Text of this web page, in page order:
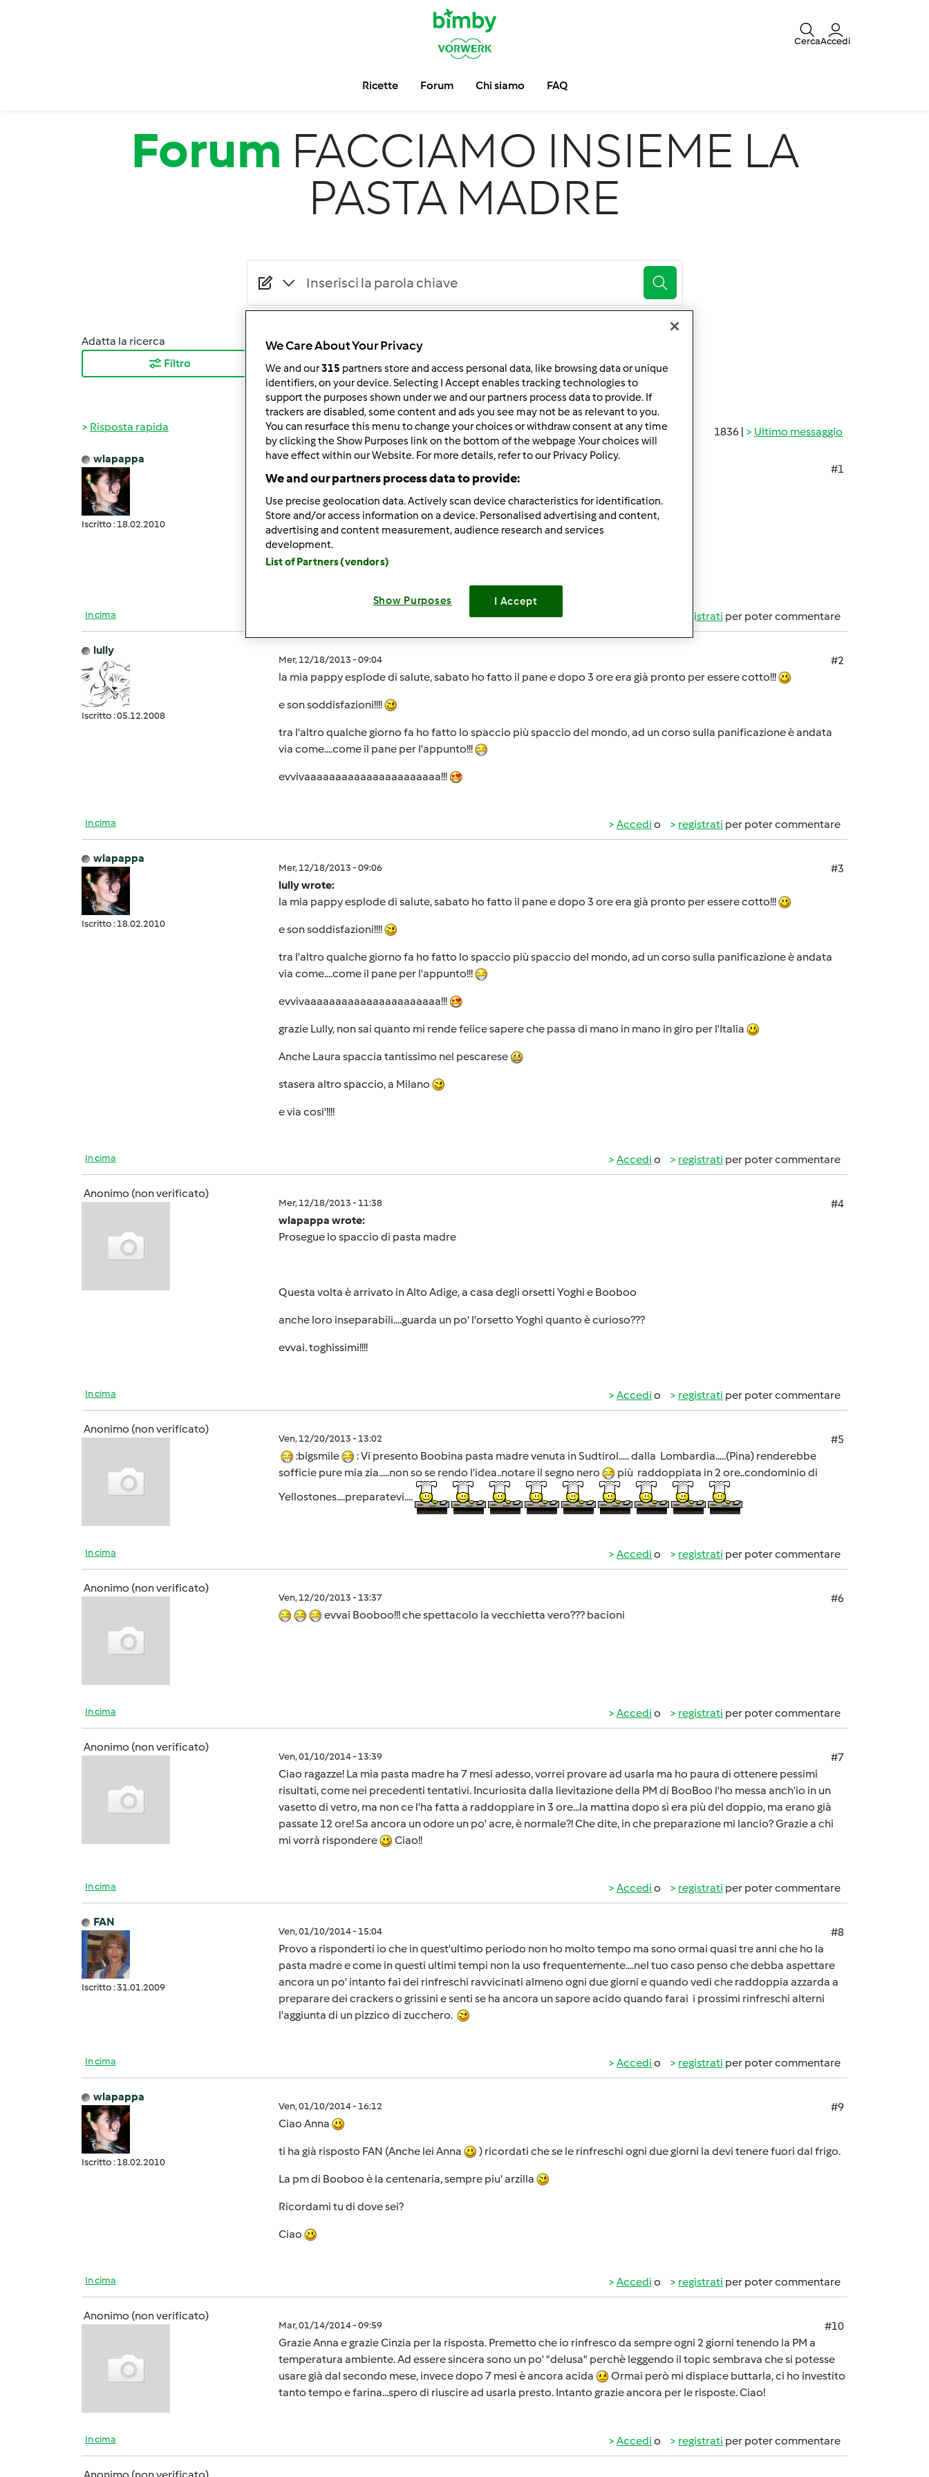
CercaAccedi
Ricette Forum Chi siamo FAQ
Forum FACCIAMO INSIEME LA
PASTA MADRE
Adatta la ricerca
Filtro
Ordina per:
I risultati più recenti
10
1836 | Ultimo messaggio
Risposta rapida
wlapappa
Iscritto : 18.02.2010
#1
Prosegue lo spaccio di pasta madre
Questa volta è arrivato in Alto Adige, a casa degli orsetti Yoghi e Booboo
anche loro inseparabili....guarda un po' l'orsetto Yoghi quanto è curioso???
In cima registrati per poter commentare
lully
Iscritto : 05.12.2008
Mer, 12/18/2013 - 09:04
#2
la mia pappy esplode di salute, sabato ho fatto il pane e dopo 3 ore era già pronto per essere cotto!!!
e son soddisfazioni!!!!
tra l'altro qualche giorno fa ho fatto lo spaccio più spaccio del mondo, ad un corso sulla panificazione è andata
via come....come il pane per l'appunto!!!
evvivaaaaaaaaaaaaaaaaaaaaaa!!!
In cima Accedi o registrati per poter commentare
wlapappa
Iscritto : 18.02.2010
Mer, 12/18/2013 - 09:06
#3
lully wrote:
la mia pappy esplode di salute, sabato ho fatto il pane e dopo 3 ore era già pronto per essere cotto!!!
e son soddisfazioni!!!!
tra l'altro qualche giorno fa ho fatto lo spaccio più spaccio del mondo, ad un corso sulla panificazione è andata
via come....come il pane per l'appunto!!!
evvivaaaaaaaaaaaaaaaaaaaaaa!!!
grazie Lully, non sai quanto mi rende felice sapere che passa di mano in mano in giro per l'Italia
Anche Laura spaccia tantissimo nel pescarese
stasera altro spaccio, a Milano
e via cosi'!!!!
In cima Accedi o registrati per poter commentare
Anonimo (non verificato)
Mer, 12/18/2013 - 11:38
#4
wlapappa wrote:
Prosegue lo spaccio di pasta madre
Questa volta è arrivato in Alto Adige, a casa degli orsetti Yoghi e Booboo
anche loro inseparabili....guarda un po' l'orsetto Yoghi quanto è curioso???
evvai. toghissimi!!!!
In cima Accedi o registrati per poter commentare
Anonimo (non verificato)
Ven, 12/20/2013 - 13:02
#5
:bigsmile
: Vi presento Boobina pasta madre venuta in Sudtirol..... dalla Lombardia.....(Pina) renderebbe
sofficie pure mia zia.....non so se rendo l'idea..notare il segno nero
più raddoppiata in 2 ore..condominio di
Yellostones....preparatevi....
In cima Accedi o registrati per poter commentare
Anonimo (non verificato)
Ven, 12/20/2013 - 13:37
#6
evvai Booboo!!! che spettacolo la vecchietta vero??? bacioni
In cima Accedi o registrati per poter commentare
Anonimo (non verificato)
Ven, 01/10/2014 - 13:39
#7
Ciao ragazze! La mia pasta madre ha 7 mesi adesso, vorrei provare ad usarla ma ho paura di ottenere pessimi
risultati, come nei precedenti tentativi. Incuriosita dalla lievitazione della PM di BooBoo l'ho messa anch'io in un
vasetto di vetro, ma non ce l'ha fatta a raddoppiare in 3 ore...la mattina dopo sì era più del doppio, ma erano già
passate 12 ore! Sa ancora un odore un po' acre, è normale?! Che dite, in che preparazione mi lancio? Grazie a chi
mi vorrà rispondere
Ciao!!
In cima Accedi o registrati per poter commentare
FAN
Iscritto : 31.01.2009
Ven, 01/10/2014 - 15:04
#8
Provo a risponderti io che in quest'ultimo periodo non ho molto tempo ma sono ormai quasi tre anni che ho la
pasta madre e come in questi ultimi tempi non la uso frequentemente....nel tuo caso penso che debba aspettare
ancora un po' intanto fai dei rinfreschi ravvicinati almeno ogni due giorni e quando vedi che raddoppia azzarda a
preparare dei crackers o grissini e senti se ha ancora un sapore acido quando farai i prossimi rinfreschi alterni
l'aggiunta di un pizzico di zucchero.
In cima Accedi o registrati per poter commentare
wlapappa
Iscritto : 18.02.2010
Ven, 01/10/2014 - 16:12
#9
Ciao Anna
ti ha già risposto FAN (Anche lei Anna ) ricordati che se le rinfreschi ogni due giorni la devi tenere fuori dal frigo.
La pm di Booboo è la centenaria, sempre piu' arzilla
Ricordami tu di dove sei?
Ciao
In cima Accedi o registrati per poter commentare
Anonimo (non verificato)
Mar, 01/14/2014 - 09:59
#10
Grazie Anna e grazie Cinzia per la risposta. Premetto che io rinfresco da sempre ogni 2 giorni tenendo la PM a
temperatura ambiente. Ad essere sincera sono un po' "delusa" perchè leggendo il topic sembrava che si potesse
usare già dal secondo mese, invece dopo 7 mesi è ancora acida
Ormai però mi dispiace buttarla, ci ho investito
tanto tempo e farina...spero di riuscire ad usarla presto. Intanto grazie ancora per le risposte. Ciao!
In cima Accedi o registrati per poter commentare
We Care About Your Privacy
We and our315 partners store and access personal data, like browsing data or unique
identifiers, on your device. Selecting I Accept enables tracking technologies to
support the purposes shown under we and our partners process data to provide. If
trackers are disabled, some content and ads you see may not be as relevant to you.
You can resurface this menu to change your choices or withdraw consent at any time
by clicking the Show Purposes link on the bottom of the webpage .Your choices will
have effect within our Website. For more details, refer to our Privacy Policy.
We and our partners process data to provide:
Use precise geolocation data. Actively scan device characteristics for identification.
Store and/or access information on a device. Personalised advertising and content,
advertising and content measurement, audience research and services
development.
List of Partners (vendors)
Show Purposes I Accept